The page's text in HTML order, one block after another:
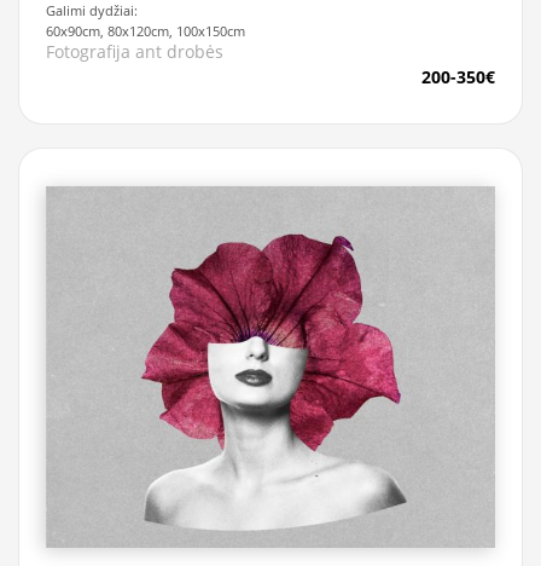
Galimi dydžiai:
60x90cm, 80x120cm, 100x150cm
Fotografija ant drobės
200-350€